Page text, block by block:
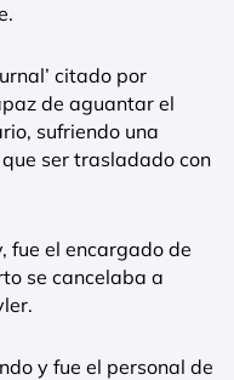
citado por
de aguantar el
sufriendo una
ser trasladado con
fue el encargado de
se cancelaba a
y fue el personal de